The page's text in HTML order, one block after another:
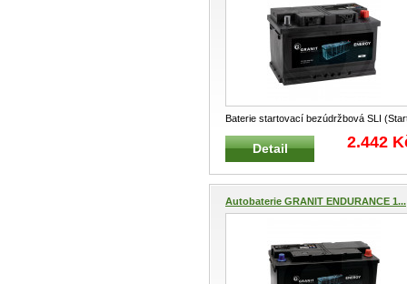
Baterie startovací bezúdržbová SLI
Light, Ignition) - Standardní sta
...
Detail 2.442
Autobaterie GRANIT ENDURANCE 1...